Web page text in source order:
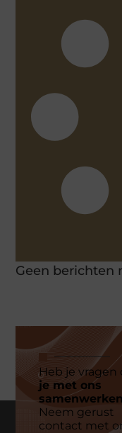
Geen berichten
Heb je vragen
je met ons
Neem gerust
contact met